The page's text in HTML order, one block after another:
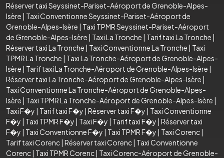
Réserver taxi Seyssinet-Pariset-Aéroport de Grenoble-Alpes-
Isère | Taxi Conventionne Seyssinet-Pariset-Aéroport de
Grenoble-Alpes-Isère | Taxi TPMR Seyssinet-Pariset-Aéroport
de Grenoble-Alpes-Isère | Taxi La Tronche | Tarif taxi La Tronche |
Réserver taxi La Tronche | Taxi Conventionne La Tronche | Taxi
TPMR La Tronche | Taxi La Tronche-Aéroport de Grenoble-Alpes-
Isère | Tarif taxi La Tronche-Aéroport de Grenoble-Alpes-Isère |
Réserver taxi La Tronche-Aéroport de Grenoble-Alpes-Isère |
Taxi Conventionne La Tronche-Aéroport de Grenoble-Alpes-
Isère | Taxi TPMR La Tronche-Aéroport de Grenoble-Alpes-Isère |
Taxi F�y | Tarif taxi F�y | Réserver taxi F�y | Taxi Conventionne
F�y | Taxi TPMR F�y | Taxi F�y | Tarif taxi F�y | Réserver taxi
F�y | Taxi Conventionne F�y | Taxi TPMR F�y | Taxi Corenc|
Tarif taxi Corenc| Réserver taxi Corenc| Taxi Conventionne
Corenc| Taxi TPMR Corenc| Taxi Corenc-Aéroport de Grenoble-